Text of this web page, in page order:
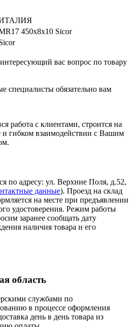
450х8х10 Sicor
вас вопрос по товару
специалисты обязательно вам
работа с клиентами, строится на
и гибком взаимодействии с Вашим
по адресу: ул. Верхние Поля, д.52,
данные). Проезд на склад
на месте при предъявлении
удостоверения. Режим работы
заранее сообщать дату
наличия товара и его
область
службами по
в процессе оформления
день в день товара из